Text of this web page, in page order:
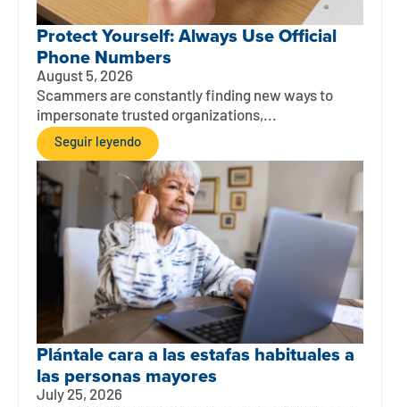
Protect Yourself: Always Use Official
Phone Numbers
August 5, 2026
Scammers are constantly finding new ways to
impersonate trusted organizations,...
Seguir leyendo
Plántale cara a las estafas habituales a
las personas mayores
July 25, 2026